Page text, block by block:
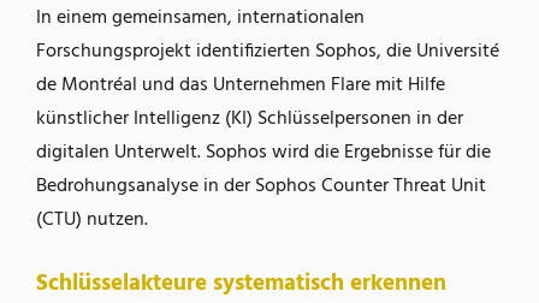
In einem gemeinsamen, internationalen
Forschungsprojekt identifizierten Sophos, die Université
de Montréal und das Unternehmen Flare mit Hilfe
künstlicher Intelligenz (KI) Schlüsselpersonen in der
digitalen Unterwelt. Sophos wird die Ergebnisse für die
Bedrohungsanalyse in der Sophos Counter Threat Unit
(CTU) nutzen.
Schlüsselakteure systematisch erkennen